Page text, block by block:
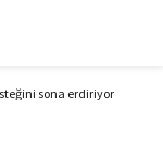
sona erdiriyor